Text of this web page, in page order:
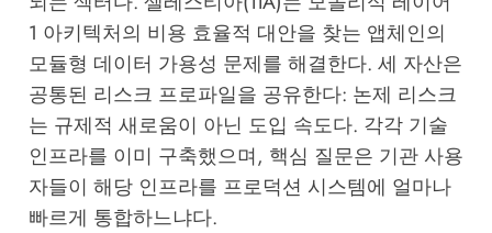
1 아키텍처의 비용 효율적 대안을 찾는 앱체인의
모듈형 데이터 가용성 문제를 해결한다. 세 자산은
공통된 리스크 프로파일을 공유한다: 논제 리스크
는 규제적 새로움이 아닌 도입 속도다. 각각 기술
인프라를 이미 구축했으며, 핵심 질문은 기관 사용
자들이 해당 인프라를 프로덕션 시스템에 얼마나
빠르게 통합하느냐다.